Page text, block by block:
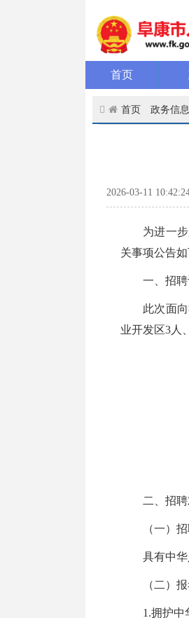
首页
首页 政务信息
2026-03-11
为进一步加
关事项公告如
一、招聘
此次面向社
业开发区3人
二、招聘
（一）招
具有中华
（二）报
1.拥护中华